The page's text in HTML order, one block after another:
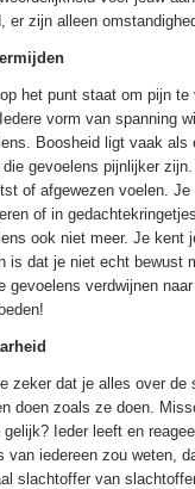
er zijn alleen
het punt staat om pijn te
vorm van spanning
Boosheid ligt vaak als
gevoelens pijnlijker
of afgewezen voelen.
of in
ook niet meer. Je kent
is dat je niet echt bewust
gevoelens verdwijnen
zeker dat je alles over de
doen zoals ze doen.
gelijk? Ieder leeft en
van iedereen zou weten,
slachtoffer van